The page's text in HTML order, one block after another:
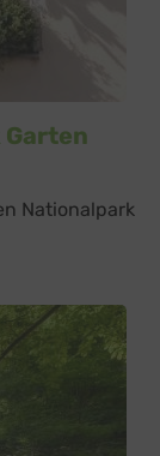
Nationalpark